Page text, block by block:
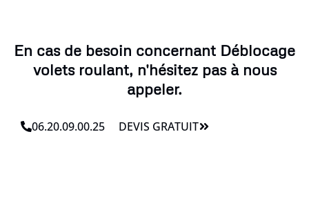
En cas de besoin concernant Déblocage
volets roulant, n'hésitez pas à nous
appeler.
06.20.09.00.25 DEVIS GRATUIT